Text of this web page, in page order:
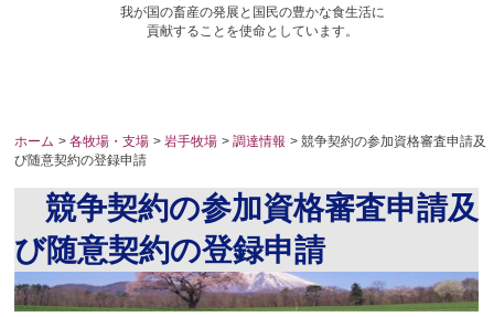
我が国の畜産の発展と国民の豊かな食生活に
貢献することを使命としています。
ホーム >各牧場・支場 >岩手牧場 >調達情報 > 競争契約の参加資格審査申請及
び随意契約の登録申請
競争契約の参加資格審査申請及
び随意契約の登録申請